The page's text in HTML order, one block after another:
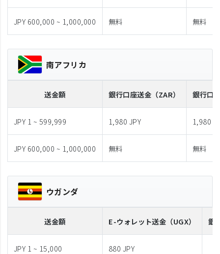
JPY 600,000 ~ 1,000,000 無料 無料
南アフリカ
送金額 銀行口座送金 （ZAR） 銀行口
JPY 1 ~ 599,999 1,980 JPY 1,980
JPY 600,000 ~ 1,000,000 無料 無料
ウガンダ
送金額 E-ウォレット送金 （UGX） 銀
JPY 1 ~ 15,000
880 JPY